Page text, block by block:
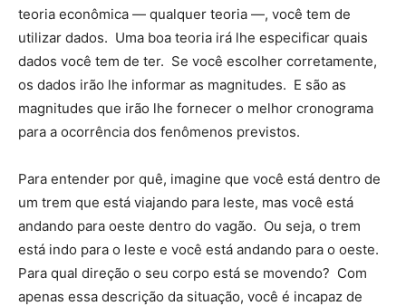
teoria econômica — qualquer teoria —, você tem de
utilizar dados. Uma boa teoria irá lhe especificar quais
dados você tem de ter. Se você escolher corretamente,
os dados irão lhe informar as magnitudes. E são as
magnitudes que irão lhe fornecer o melhor cronograma
para a ocorrência dos fenômenos previstos.
Para entender por quê, imagine que você está dentro de
um trem que está viajando para leste, mas você está
andando para oeste dentro do vagão. Ou seja, o trem
está indo para o leste e você está andando para o oeste.
Para qual direção o seu corpo está se movendo? Com
apenas essa descrição da situação, você é incapaz de